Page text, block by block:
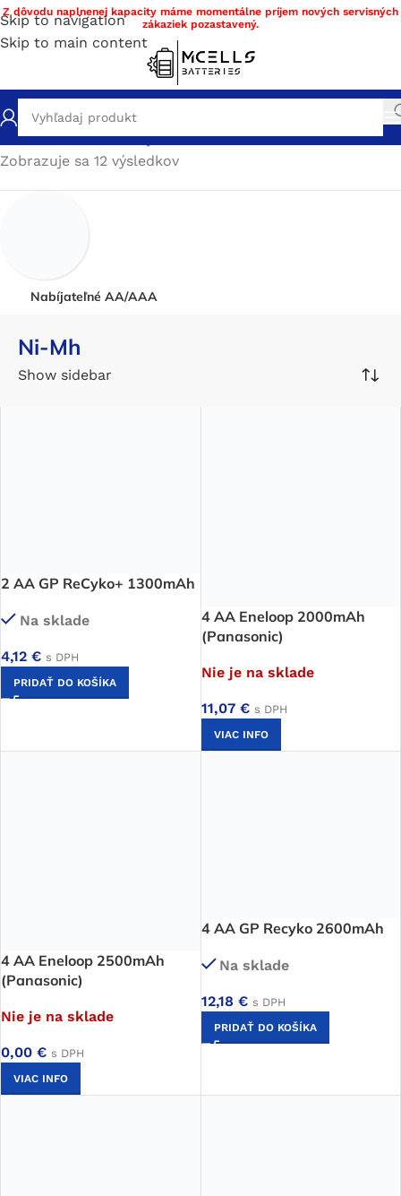
Skip to navigation
Skip to main content
Z dôvodu naplnenej kapacity máme momentálne príjem nových servisných
zákaziek pozastavený.
Domov/Obchod/Nabíjateľné batérie/Ni-Mh
Zobrazuje sa 12 výsledkov
Nabíjateľné AA/AAA
Ni-Mh
Show sidebar
2 AA GP ReCyko+ 1300mAh
Na sklade
4,12 € s DPH
PRIDAŤ DO KOŠÍKA
4 AA Eneloop 2000mAh
(Panasonic)
Nie je na sklade
11,07 € s DPH
VIAC INFO
4 AA Eneloop 2500mAh
(Panasonic)
Nie je na sklade
0,00 € s DPH
VIAC INFO
4 AA GP Recyko 2600mAh
Na sklade
12,18 € s DPH
PRIDAŤ DO KOŠÍKA